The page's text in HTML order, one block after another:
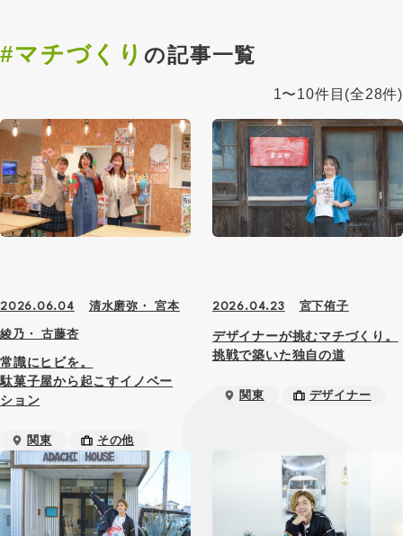
#マチづくり の記事一覧
1〜10件目 (全28件)
2026.06.04 清水磨弥・ 宮本
綾乃・ 古藤杏
常識にヒビを。
駄菓子屋から起こすイノベー
ション
関東 その他
2026.04.23 宮下侑子
デザイナーが挑むマチづくり。
挑戦で築いた独自の道
関東 デザイナー